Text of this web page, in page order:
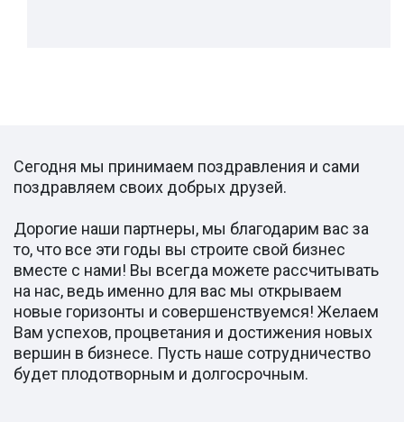
Сегодня мы принимаем поздравления и сами
поздравляем своих добрых друзей.
Дорогие наши партнеры, мы благодарим вас за
то, что все эти годы вы строите свой бизнес
вместе с нами! Вы всегда можете рассчитывать
на нас, ведь именно для вас мы открываем
новые горизонты и совершенствуемся! Желаем
Вам успехов, процветания и достижения новых
вершин в бизнесе. Пусть наше сотрудничество
будет плодотворным и долгосрочным.